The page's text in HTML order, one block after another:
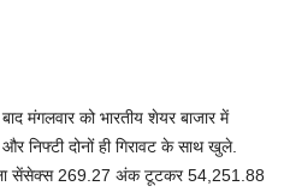
मंगलवार को भारतीय शेयर बाजार में
न‍िफ्टी दोनों ही ग‍िरावट के साथ खुले.
सेंसेक्‍स 269.27 अंक टूटकर 54,251.88